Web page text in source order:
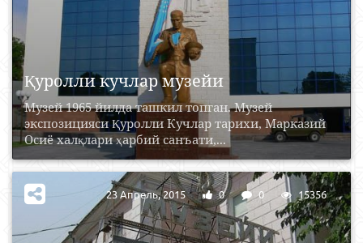
Қуролли кучлар музейи
Музей 1965 йилда ташкил топган. Музей
экспозицияси Қуролли Кучлар тарихи, Марказий
Осиё халқлари ҳарбий санъати,...
23 Апрель, 2015 0 0 15356